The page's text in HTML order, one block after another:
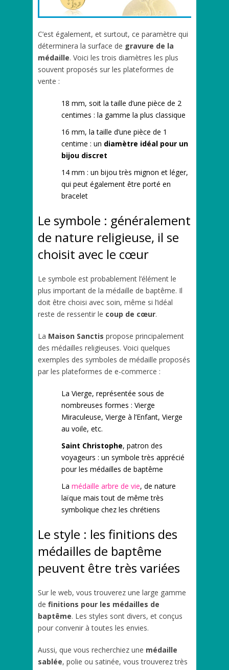
C’est également, et surtout, ce paramètre qui
déterminera la surface de gravure de la
médaille. Voici les trois diamètres les plus
souvent proposés sur les plateformes de
vente :
18 mm, soit la taille d’une pièce de 2
centimes : la gamme la plus classique
16 mm, la taille d’une pièce de 1
centime : un diamètre idéal pour un
bijou discret
14 mm : un bijou très mignon et léger,
qui peut également être porté en
bracelet
Le symbole : généralement
de nature religieuse, il se
choisit avec le cœur
Le symbole est probablement l’élément le
plus important de la médaille de baptême. Il
doit être choisi avec soin, même si l’idéal
reste de ressentir le coup de cœur.
La Maison Sanctis propose principalement
des médailles religieuses. Voici quelques
exemples des symboles de médaille proposés
par les plateformes de e-commerce :
La Vierge, représentée sous de
nombreuses formes : Vierge
Miraculeuse, Vierge à l’Enfant, Vierge
au voile, etc.
Saint Christophe, patron des
voyageurs : un symbole très apprécié
pour les médailles de baptême
La médaille arbre de vie, de nature
laïque mais tout de même très
symbolique chez les chrétiens
Le style : les finitions des
médailles de baptême
peuvent être très variées
Sur le web, vous trouverez une large gamme
de finitions pour les médailles de
baptême. Les styles sont divers, et conçus
pour convenir à toutes les envies.
Aussi, que vous recherchiez une médaille
sablée, polie ou satinée, vous trouverez très